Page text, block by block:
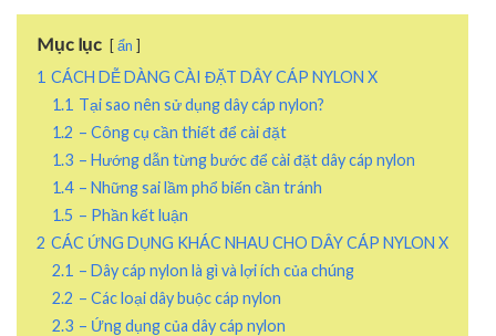
Mục lục ẩn
1 CÁCH DỄ DÀNG CÀI ĐẶT DÂY CÁP NYLON X
1.1 Tại sao nên sử dụng dây cáp nylon?
1.2 – Công cụ cần thiết để cài đặt
1.3 – Hướng dẫn từng bước để cài đặt dây cáp nylon
1.4 – Những sai lầm phổ biến cần tránh
1.5 – Phần kết luận
2 CÁC ỨNG DỤNG KHÁC NHAU CHO DÂY CÁP NYLON X
2.1 – Dây cáp nylon là gì và lợi ích của chúng
2.2 – Các loại dây buộc cáp nylon
2.3 – Ứng dụng của dây cáp nylon